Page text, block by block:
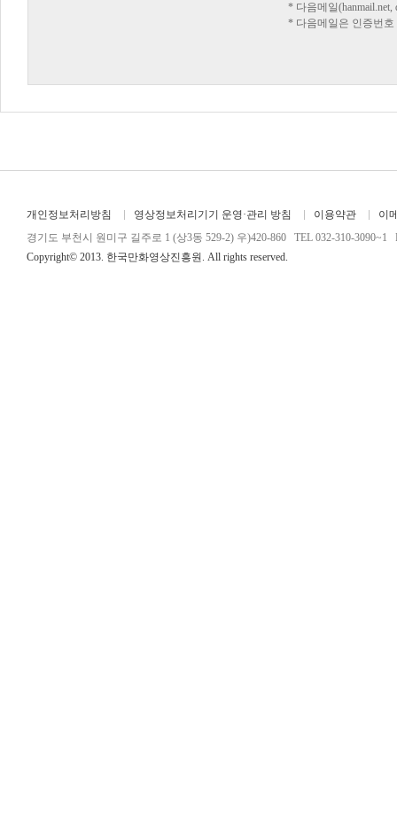
* 다음메일
* 다음메일은 인증번
개인정보처리방침 영상정보처리기기 운영·관리 방침 이용약관
이
경기도 부천시 원미구 길주로 1 (상3동 529-2) 우)420-860 TEL 032-310-3090~1
Copyright© 2013. 한국만화영상진흥원. All rights reserved.